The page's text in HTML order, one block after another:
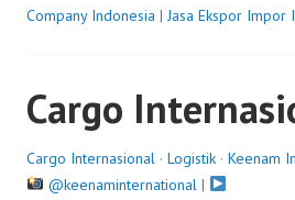
o
d
Company Indonesia |Jasa Ekspor Impor
Cargo
Cargo Internasional · Logistik · Keenam
@keenaminternational|